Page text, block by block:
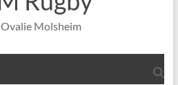
Molsheim